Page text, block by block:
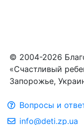
© 2004-2026
«Счастливый
Запорожье,
Вопросы и
info@deti.zp.ua